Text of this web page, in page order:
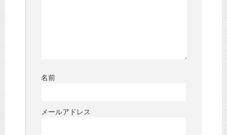
名前
メールアドレス